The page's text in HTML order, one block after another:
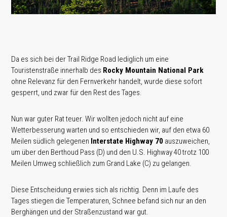
Da es sich bei der Trail Ridge Road lediglich um eine
Touristenstraße innerhalb des Rocky Mountain National Park
ohne Relevanz für den Fernverkehr handelt, wurde diese sofort
gesperrt, und zwar für den Rest des Tages.
Nun war guter Rat teuer. Wir wollten jedoch nicht auf eine
Wetterbesserung warten und so entschieden wir, auf den etwa 60
Meilen südlich gelegenen Interstate Highway 70 auszuweichen,
um über den Berthoud Pass (D) und den U.S. Highway 40 trotz 100
Meilen Umweg schließlich zum Grand Lake (C) zu gelangen.
Diese Entscheidung erwies sich als richtig. Denn im Laufe des
Tages stiegen die Temperaturen, Schnee befand sich nur an den
Berghängen und der Straßenzustand war gut.